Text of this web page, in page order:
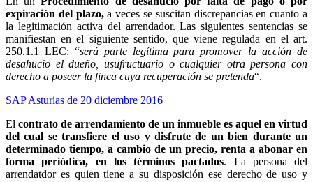
expiración del plazo,a veces se suscitan discrepancias en cuanto a
la legitimación activa del arrendador. Las siguientes sentencias se
manifiestan en el siguiente sentido, que viene regulada en el art.
250.1.1 LEC: “será parte legítima para promover la acción de
desahucio el dueño, usufructuario o cualquier otra persona con
derecho a poseer la finca cuya recuperación se pretenda“.
SAP Asturias de 20 diciembre 2016
El contrato de arrendamiento de un inmueble es aquel en virtud
del cual se transfiere el uso y disfrute de un bien durante un
determinado tiempo, a cambio de un precio, renta a abonar en
forma periódica, en los términos pactados. La persona del
arrendatdor es quien tiene a su disposición ese derecho de uso y